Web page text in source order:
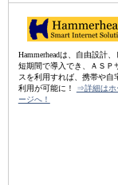
Hammerheadは、自由設計、
短期間で導入でき、ＡＳＰ
スを利用すれば、携帯や自
利用が可能に！
⇒詳細はホ
ージへ！